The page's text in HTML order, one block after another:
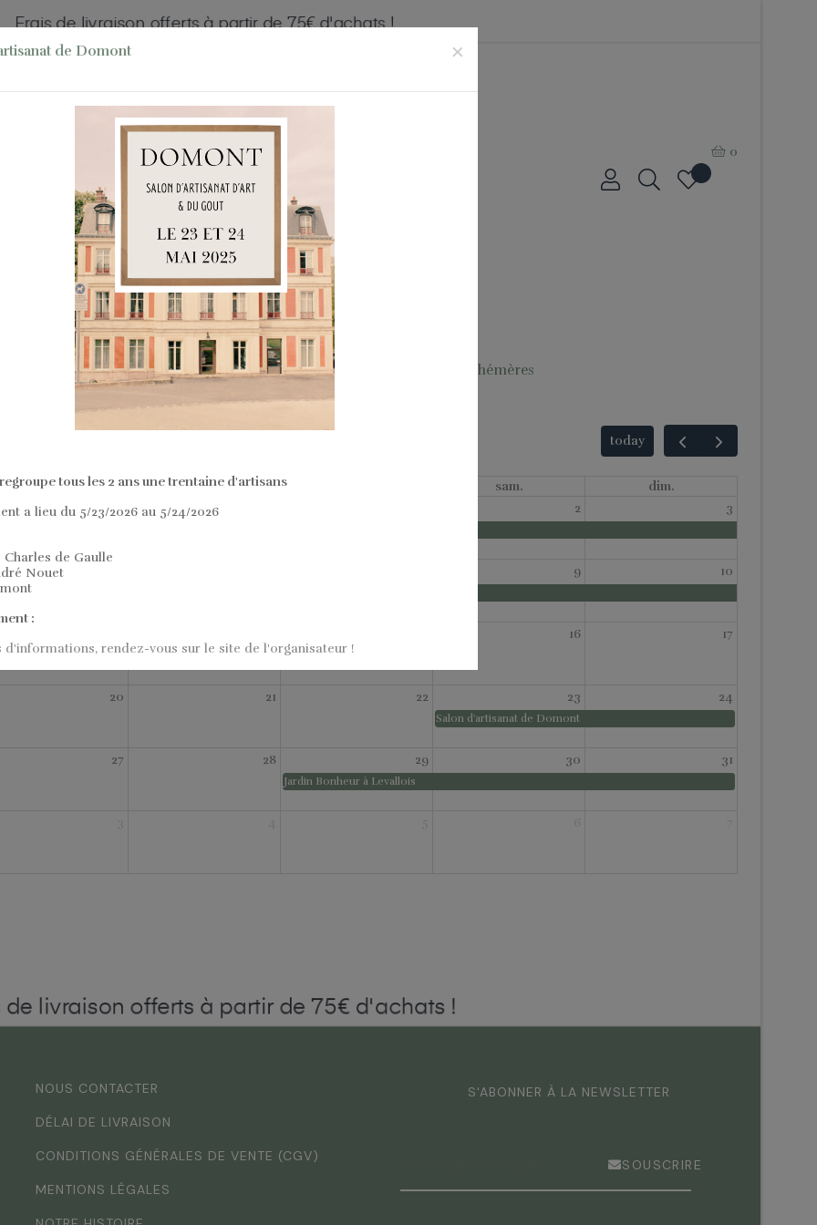
Frais de livraison offerts à partir de 75€ d'achats !
0
Promos ! Nos Évènements Nos Boutiques Éphémères
de Domont ×
tous les 2 ans une trentaine d'artisans
a lieu du 5/23/2026 au 5/24/2026
Charles de Gaulle
Nouet
:
d'informations, rendez-vous sur le site de l'organisateur !
today
mer. jeu. sam.
dim.
29 2 3
9 10
16 17
20 21 22 23
Salon d'artisanat de Domont
24
27 28 29
Jardin Bonheur à Levallois
30 31
de livraison offerts à partir de 75€ d'achats !
NOUS CONTACTER
DÉLAI DE LIVRAISON
CONDITIONS GÉNÉRALES DE VENTE (CGV)
MENTIONS LÉGALES
S'ABONNER À LA NEWSLETTER
SOUSCRIRE